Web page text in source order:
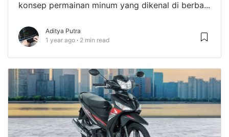
konsep permainan minum yang dikenal di berba...
Aditya Putra
1 year ago
2 min read